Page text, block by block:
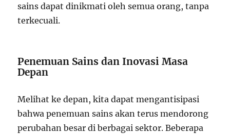
sains dapat dinikmati oleh semua orang, tanpa
terkecuali.
Penemuan Sains dan Inovasi Masa
Depan
Melihat ke depan, kita dapat mengantisipasi
bahwa penemuan sains akan terus mendorong
perubahan besar di berbagai sektor. Beberapa